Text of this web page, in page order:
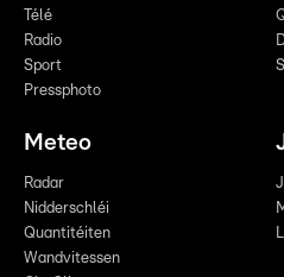
Télé
Radio
Sport
Pressphoto
Meteo
Radar
Nidderschléi
Quantitéiten
Wandvitessen